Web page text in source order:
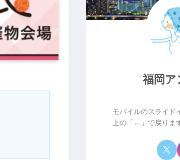
福岡ア
モバイルのスライド
上の「←」で戻りま